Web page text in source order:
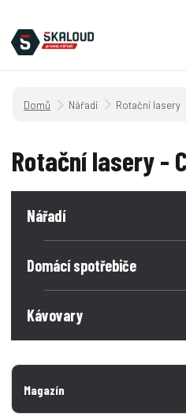
Úvodní strana
Nářadí Rotační lasery
Rotační lasery -
Nářadí
Domácí spotřebiče
Kávovary
Magazín